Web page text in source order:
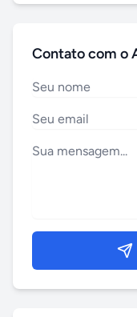
Contato com o